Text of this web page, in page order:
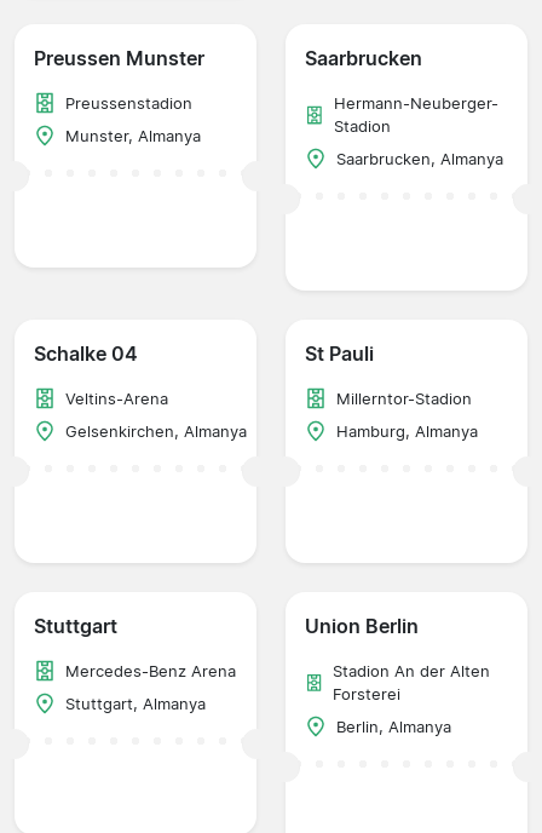
Preussen Munster
Preussenstadion
Munster, Almanya
Saarbrucken
Hermann-Neuberger-
Stadion
Saarbrucken, Almanya
Schalke 04
Veltins-Arena
Gelsenkirchen, Almanya
St Pauli
Millerntor-Stadion
Hamburg, Almanya
Stuttgart
Mercedes-Benz Arena
Stuttgart, Almanya
Union Berlin
Stadion An der Alten
Forsterei
Berlin, Almanya